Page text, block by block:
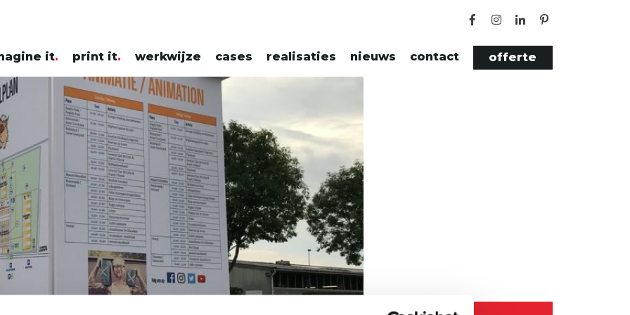
it print it werkwijze cases realisaties nieuws contact offerte